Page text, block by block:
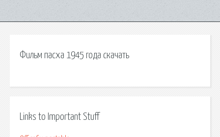
Фильм пасха 1945 года скачать
Links to Important Stuff